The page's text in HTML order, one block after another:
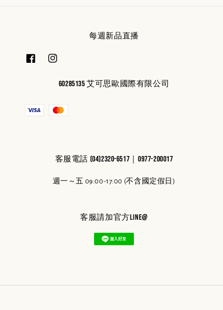
每週新品直播
60285135 艾可思歐國際有限公司
客服電話 (04)2320-6517｜0977-200017
週一～五 09:00-17:00 (不含國定假日)
客服請加官方line@